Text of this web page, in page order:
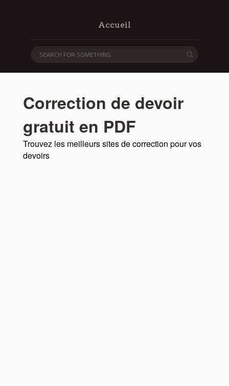
Accueil
Correction de devoir
gratuit en PDF
Trouvez les meilleurs sites de correction pour vos
devoirs